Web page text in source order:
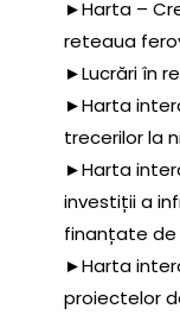
►Harta –
reteaua
►Lucrări în
►Harta
trecerilor la
►Harta
investiții a
finanțate
►Harta
proiectelor